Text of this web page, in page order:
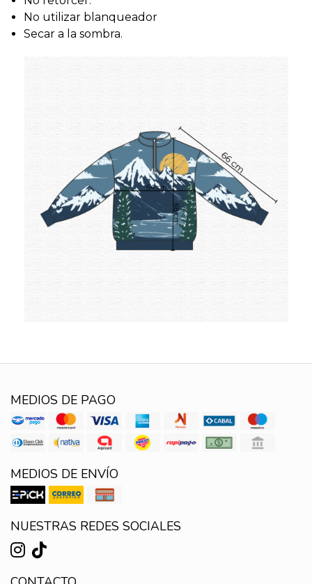
No utilizar blanqueador
Secar a la sombra.
MEDIOS DE PAGO
MEDIOS DE ENVÍO
NUESTRAS REDES SOCIALES